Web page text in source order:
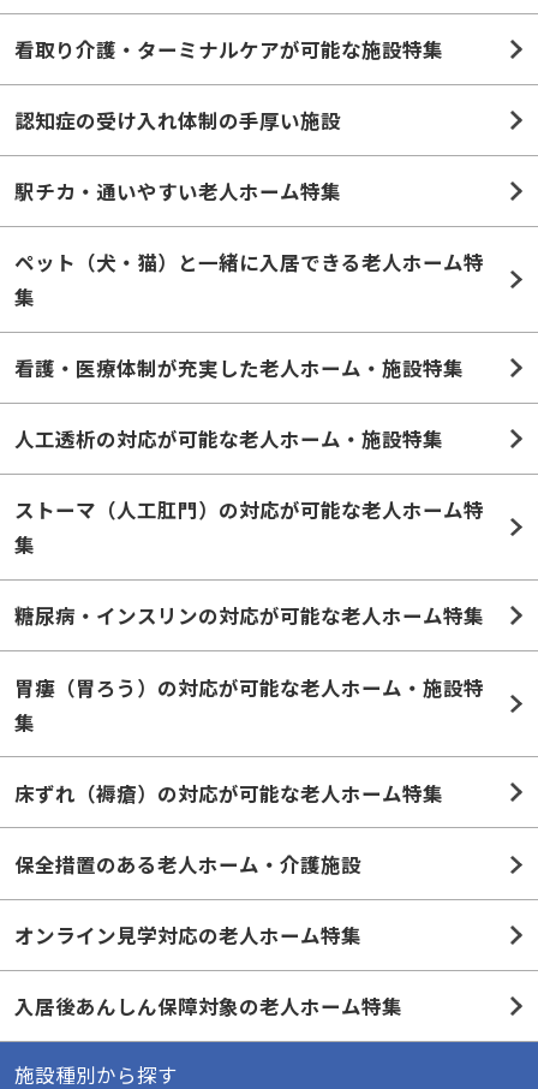
看取り介護・ターミナルケアが可能な施設特集
認知症の受け入れ体制の手厚い施設
駅チカ・通いやすい老人ホーム特集
ペット（犬・猫）と一緒に入居できる老人ホーム特
集
看護・医療体制が充実した老人ホーム・施設特集
人工透析の対応が可能な老人ホーム・施設特集
ストーマ（人工肛門）の対応が可能な老人ホーム特
集
糖尿病・インスリンの対応が可能な老人ホーム特集
胃瘻（胃ろう）の対応が可能な老人ホーム・施設特
集
床ずれ（褥瘡）の対応が可能な老人ホーム特集
保全措置のある老人ホーム・介護施設
オンライン見学対応の老人ホーム特集
入居後あんしん保障対象の老人ホーム特集
施設種別から探す